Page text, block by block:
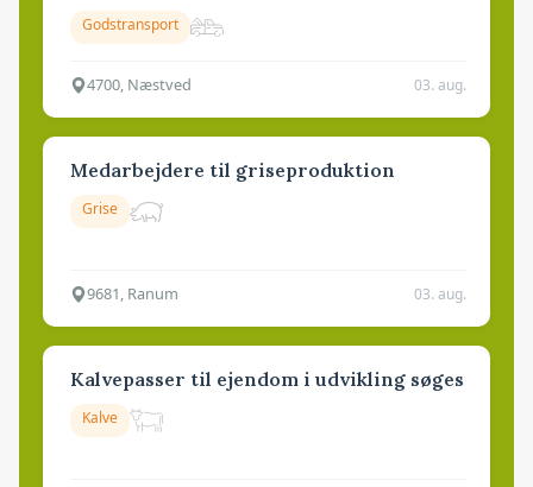
Godstransport
4700, Næstved 03. aug.
Medarbejdere til griseproduktion
Grise
9681, Ranum 03. aug.
Kalvepasser til ejendom i udvikling søges
Kalve